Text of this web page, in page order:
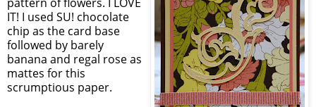
IT! I used SU! chocolate
chip as the card base
followed by barely
banana and regal rose as
mattes for this
scrumptious paper.